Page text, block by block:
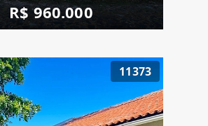
R$ 960.000
11373